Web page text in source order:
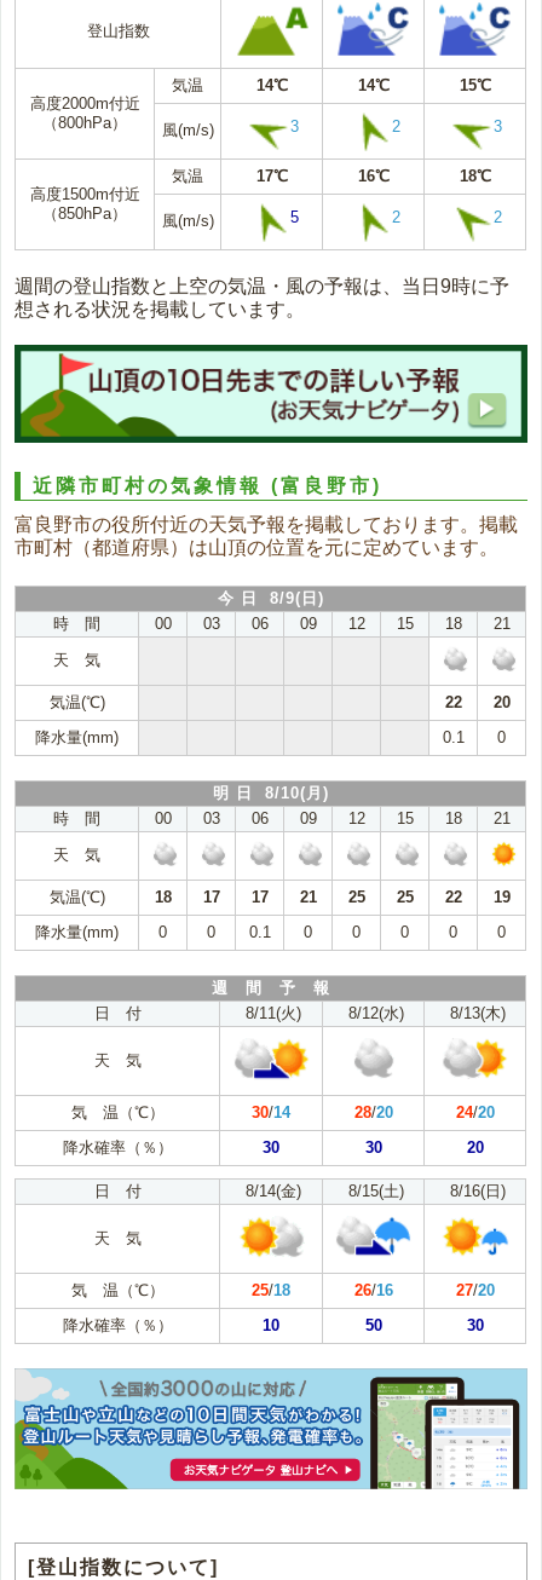
登山指数
高度2000m付近
（800hPa）
気温 14℃ 14℃ 15℃
風(m/s) 3 2 3
高度1500m付近
（850hPa）
気温 17℃ 16℃ 18℃
風(m/s) 5 2 2
週間の登山指数と上空の気温・風の予報は、当日9時に予
想される状況を掲載しています。
近隣市町村の気象情報(富良野市)
富良野市の役所付近の天気予報を掲載しております。掲載
市町村（都道府県）は山頂の位置を元に定めています。
今 日 8/9(日)
時 間
00 03 06 09 12 15 18
21
天 気
気温(℃) 22
20
降水量(mm)
0.1 0
明 日 8/10(月)
時 間
00 03 06 09 12 15 18
21
天 気
気温(℃) 18 17 17 21 25 25 22
19
降水量(mm)
0 0 0.1 0 0 0 0 0
週 間 予 報
日 付
8/11(火) 8/12(水) 8/13(木)
天 気
気 温（℃） 30/14 28/20 24/20
降水確率（％）
30 30 20
日 付 8/14(金) 8/15(土) 8/16(日)
天 気
気 温（℃） 25/18 26/16 27/20
降水確率（％）
10 50 30
[登山指数について]